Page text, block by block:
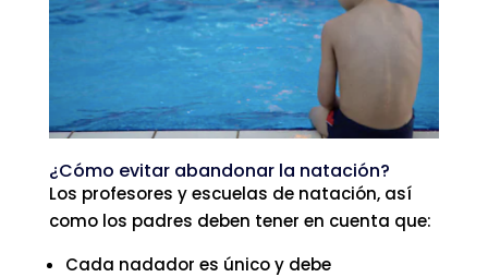
¿Cómo evitar abandonar la natación?
Los profesores y escuelas de natación, así
como los padres deben tener en cuenta que:
Cada nadador es único y debe